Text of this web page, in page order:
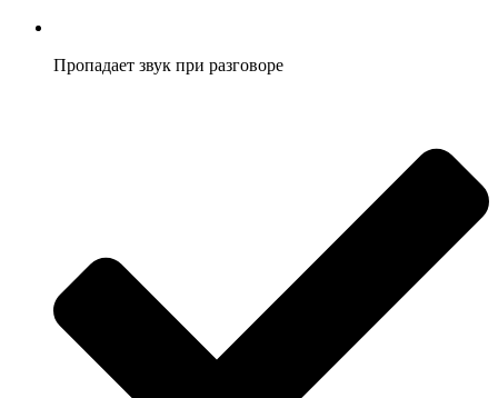
Пропадает звук при разговоре